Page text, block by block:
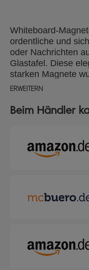
Whiteboard-
ordentliche und
oder Nachrichten
Glastafel. Diese
starken Magnete
Verwendung auf
Durchmesser,
ERWEITERN
Beim Händler